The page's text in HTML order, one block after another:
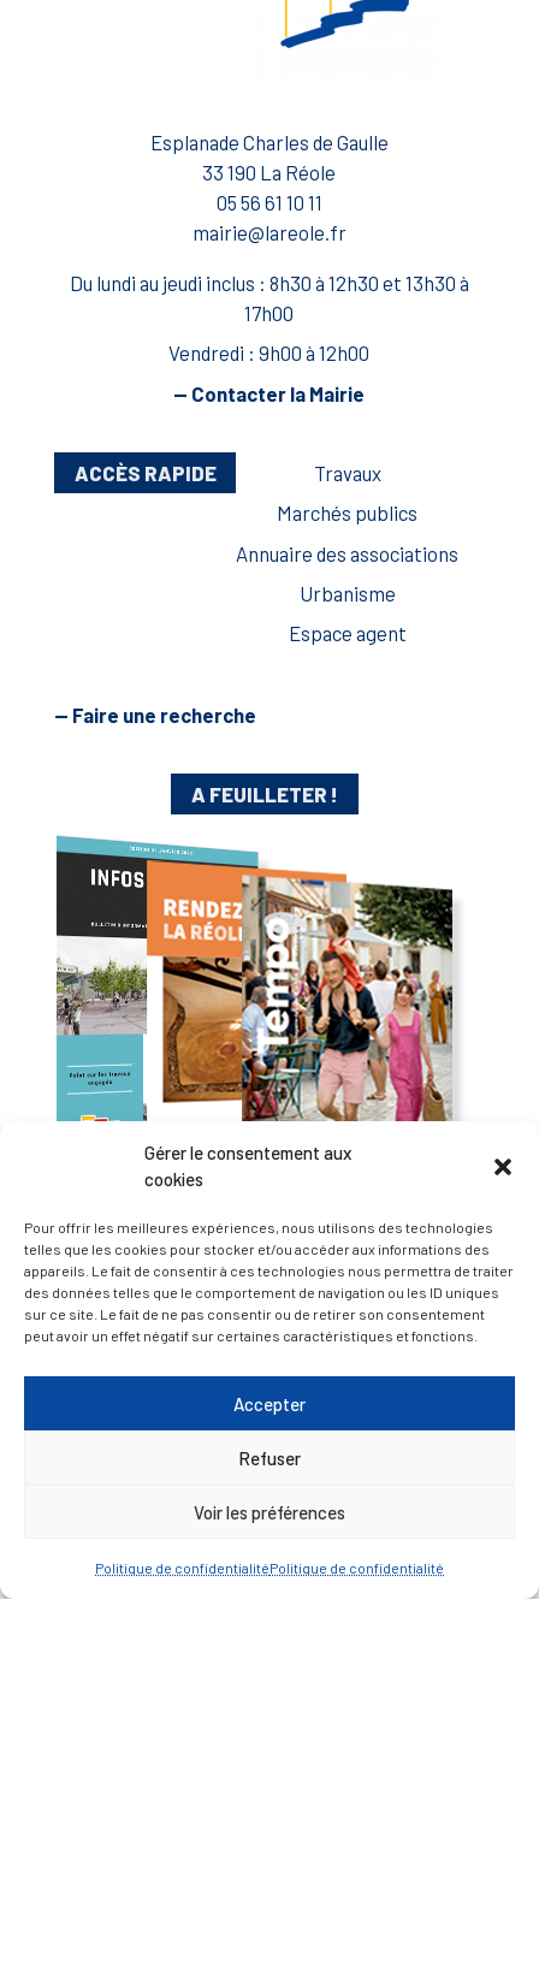
Gérer le consentement aux
cookies
Pour offrir les meilleures expériences, nous utilisons des technologies
telles que les cookies pour stocker et/ou accéder aux informations des
appareils. Le fait de consentir à ces technologies nous permettra de traiter
des données telles que le comportement de navigation ou les ID uniques
sur ce site. Le fait de ne pas consentir ou de retirer son consentement
peut avoir un effet négatif sur certaines caractéristiques et fonctions.
Accepter
Refuser
Voir les préférences
Politique de confidentialitéPolitique de confidentialité
Esplanade Charles de Gaulle
33 190 La Réole
05 56 61 10 11
mairie@lareole.fr
Du lundi au jeudi inclus : 8h30 à 12h30 et 13h30 à
17h00
Vendredi : 9h00 à 12h00
— Contacter la Mairie
ACCÈS RAPIDE
Travaux
Marchés publics
Annuaire des associations
Urbanisme
Espace agent
— Faire une recherche
A FEUILLETER !
— Accéder au kiosque
— Découvrir et visiter